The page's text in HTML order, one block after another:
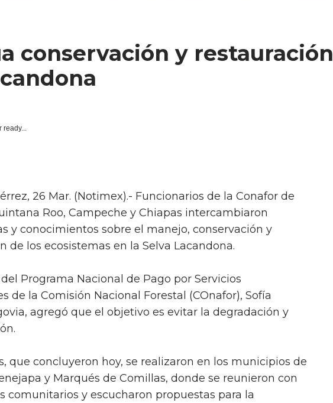
conservación y restauración
ready...
26 Mar. (Notimex).- Funcionarios de la Conafor de
Roo, Campeche y Chiapas intercambiaron
y conocimientos sobre el manejo, conservación y
de los ecosistemas en la Selva Lacandona.
Programa Nacional de Pago por Servicios
de la Comisión Nacional Forestal (COnafor), Sofía
agregó que el objetivo es evitar la degradación y
que concluyeron hoy, se realizaron en los municipios de
y Marqués de Comillas, donde se reunieron con
comunitarios y escucharon propuestas para la